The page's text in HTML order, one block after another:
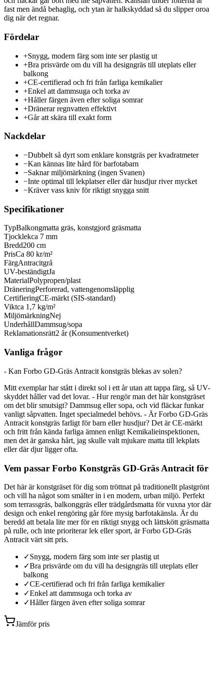
fast men ändå behaglig, och ytan är halkskyddad så du slipper oroa
dig när det regnar.
Fördelar
+Snygg, modern färg som inte ser plastig ut
+Bra prisvärde om du vill ha designgräs till uteplats eller
balkong
+CE-certifierad och fri från farliga kemikalier
+Enkel att dammsuga och torka av
+Håller färgen även efter soliga somrar
+Dränerar regnvatten effektivt
+Går att skära till exakt form
Nackdelar
−Dubbelt så dyrt som enklare konstgräs per kvadratmeter
−Kan kännas lite hård för barfotabarn
−Saknar miljömärkning (ingen Svanen)
−Inte optimal till lekplatser eller där husdjur river mycket
−Kräver vass kniv för riktigt snygga snitt
Specifikationer
TypBalkongmatta gräs, konstgjord gräsmatta
Tjocklekca 7 mm
Bredd200 cm
PrisCa 80 kr/m²
FärgAntracitgrå
UV-beständigtJa
MaterialPolypropen/plast
DräneringPerforerad, vattengenomsläpplig
CertifieringCE-märkt (SIS-standard)
Viktca 1,7 kg/m²
MiljömärkningNej
UnderhållDammsug/sopa
Reklamationsrätt2 år (Konsumentverket)
Vanliga frågor
- Kan Forbo GD-Gräs Antracit konstgräs blekas av solen?
Mitt exemplar har stått i direkt sol i ett år utan att tappa färg, så UV-
skyddet håller vad det lovar. - Hur rengör man det här konstgräset
om det blir smutsigt? Dammsug eller sopa, och vid fläckar funkar
vanligt såpvatten. Inget specialmedel behövs. - Är Forbo GD-Gräs
Antracit konstgräs farligt för barn eller husdjur? Det är CE-märkt
och fritt från kända farliga ämnen enligt Kemikalieinspektionen,
men det är ganska hårt, jag skulle valt mjukare matta till lekplats
eller där djur ligger ofta.
Vem passar Forbo Konstgräs GD-Gräs Antracit för
Det här är konstgräset för dig som tröttnat på traditionellt plastgrönt
och vill ha något som smälter in i en modern, urban miljö. Perfekt
som terrassgräs, balkonggräs eller trädgårdsmatta för vuxna ytor där
design och enkel rengöring går före mysig barfotakänsla. Är du
beredd att betala lite mer för en riktigt snygg och lättskött gräsmatta
på rulle, och inte prioriterar lek eller sport, är Forbo GD-Gräs
Antracit värt sitt pris.
✓Snygg, modern färg som inte ser plastig ut
✓Bra prisvärde om du vill ha designgräs till uteplats eller
balkong
✓CE-certifierad och fri från farliga kemikalier
✓Enkel att dammsuga och torka av
✓Håller färgen även efter soliga somrar
Jämför pris